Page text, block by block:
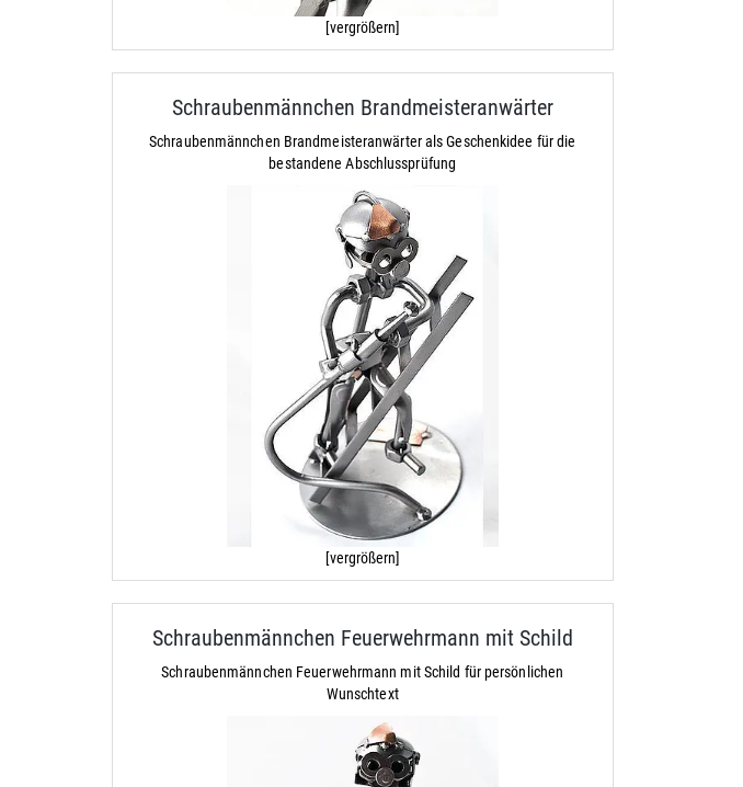
[vergrößern]
Schraubenmännchen Brandmeisteranwärter
Schraubenmännchen Brandmeisteranwärter als Geschenkidee für die
bestandene Abschlussprüfung
[vergrößern]
Schraubenmännchen Feuerwehrmann mit Schild
Schraubenmännchen Feuerwehrmann mit Schild für persönlichen
Wunschtext